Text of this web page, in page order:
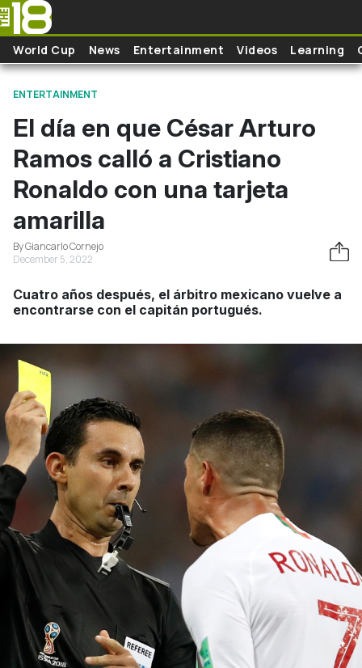
Skip to main content
World Cup News Entertainment Videos Learning
ENTERTAINMENT
El día en que César Arturo
Ramos calló a Cristiano
Ronaldo con una tarjeta
amarilla
By Giancarlo Cornejo
December 5, 2022
Cuatro años después, el árbitro mexicano vuelve a
encontrarse con el capitán portugués.